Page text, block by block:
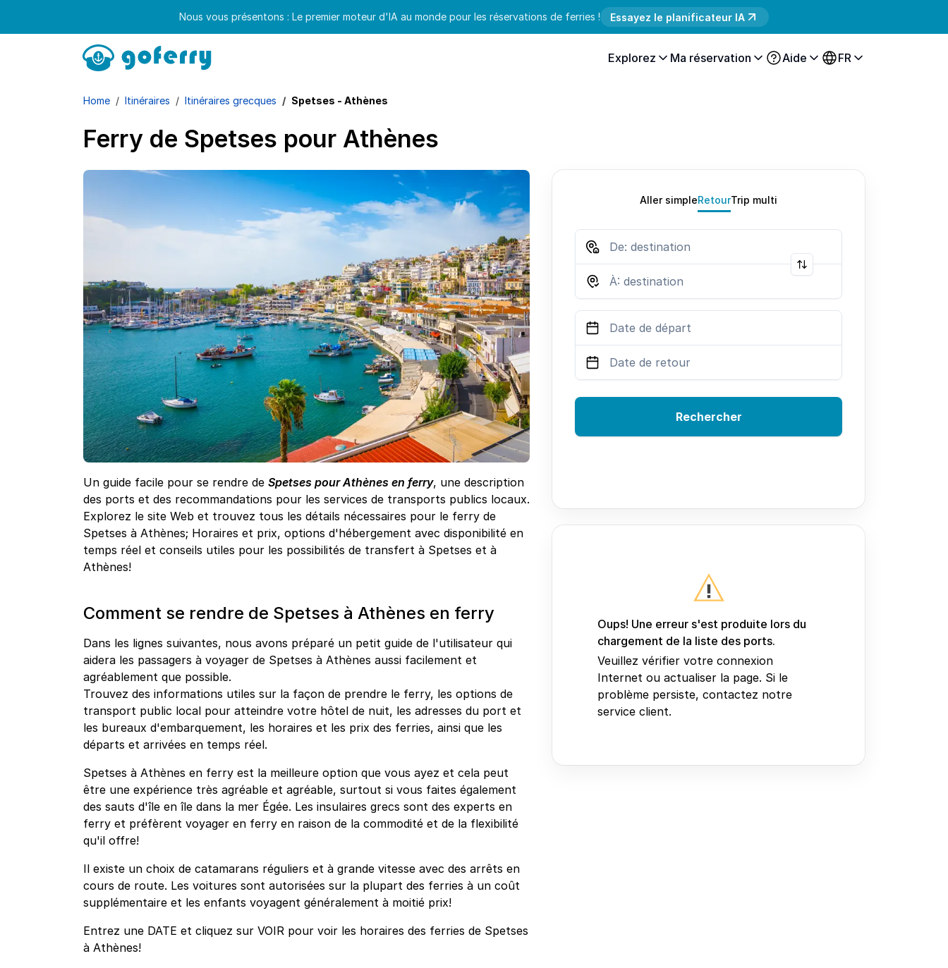
Nous vous présentons : Le premier moteur d'IA au monde pour les réservations de ferries ! Essayez le planificateur IA
Explorez Ma réservation Aide FR
Home Itinéraires Itinéraires grecques Spetses - Athènes
Ferry de Spetses pour Athènes
Un guide facile pour se rendre de Spetses pour Athènes en ferry, une description
des ports et des recommandations pour les services de transports publics locaux.
Explorez le site Web et trouvez tous les détails nécessaires pour le ferry de
Spetses à Athènes; Horaires et prix, options d'hébergement avec disponibilité en
temps réel et conseils utiles pour les possibilités de transfert à Spetses et à
Athènes!
Comment se rendre de Spetses à Athènes en ferry
Dans les lignes suivantes, nous avons préparé un petit guide de l'utilisateur qui
aidera les passagers à voyager de Spetses à Athènes aussi facilement et
agréablement que possible.
Trouvez des informations utiles sur la façon de prendre le ferry, les options de
transport public local pour atteindre votre hôtel de nuit, les adresses du port et
les bureaux d'embarquement, les horaires et les prix des ferries, ainsi que les
départs et arrivées en temps réel.
Spetses à Athènes en ferry est la meilleure option que vous ayez et cela peut
être une expérience très agréable et agréable, surtout si vous faites également
des sauts d'île en île dans la mer Égée. Les insulaires grecs sont des experts en
ferry et préfèrent voyager en ferry en raison de la commodité et de la flexibilité
qu'il offre!
Il existe un choix de catamarans réguliers et à grande vitesse avec des arrêts en
cours de route. Les voitures sont autorisées sur la plupart des ferries à un coût
supplémentaire et les enfants voyagent généralement à moitié prix!
Entrez une DATE et cliquez sur VOIR pour voir les horaires des ferries de Spetses
à Athènes!
Aller simpleRetourTrip multi
Rechercher
Oups! Une erreur s'est produite lors du
chargement de la liste des ports.
Veuillez vérifier votre connexion
Internet ou actualiser la page. Si le
problème persiste, contactez notre
service client.